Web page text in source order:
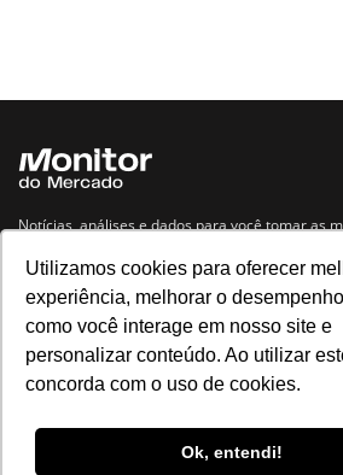
Utilizamos cookies para oferecer
experiência, melhorar o
como você interage em nosso site e
personalizar conteúdo. Ao utilizar
concorda com o uso de cookies.
Ok, entendi!
Notícias, análises e dados para você tomar as
Navegue no site
Últimas notícias Quem somos E-
Política de privacidade